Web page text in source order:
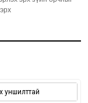
уншилттай